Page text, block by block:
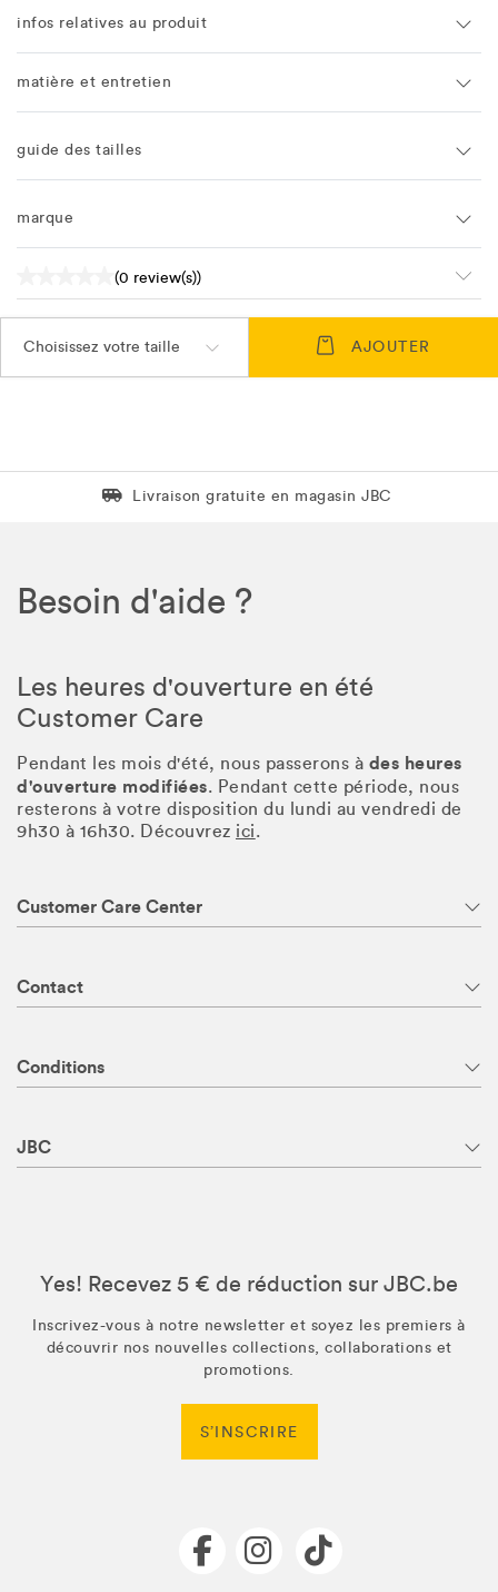
infos relatives au produit
matière et entretien
guide des tailles
marque
(0 review(s))
Choisissez votre taille AJOUTER
Livraison gratuite en magasin JBC
Livraison gratuite en magasin JBC
Besoin d'aide ?
Les heures d'ouverture en été
Customer Care
Pendant les mois d'été, nous passerons à des heures
d'ouverture modifiées. Pendant cette période, nous
resterons à votre disposition du lundi au vendredi de
9h30 à 16h30. Découvrez ici.
Customer Care Center
Contact
Conditions
JBC
Yes! Recevez 5 € de réduction sur JBC.be
Inscrivez-vous à notre newsletter et soyez les premiers à
découvrir nos nouvelles collections, collaborations et
promotions.
S’INSCRIRE